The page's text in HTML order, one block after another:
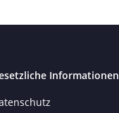
Informationen